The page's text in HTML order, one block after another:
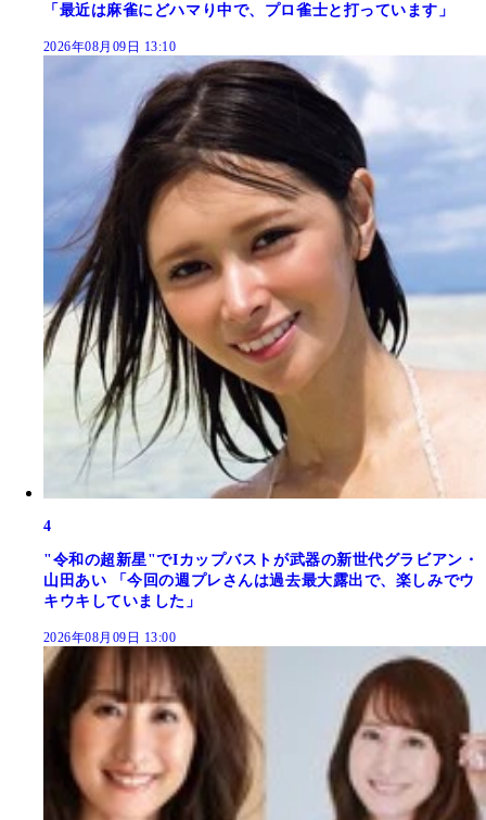
「最近は麻雀にどハマり中で、プロ雀士と打っています」
2026年08月09日 13:10
4
"令和の超新星"でIカップバストが武器の新世代グラビアン・
山田あい 「今回の週プレさんは過去最大露出で、楽しみでウ
キウキしていました」
2026年08月09日 13:00